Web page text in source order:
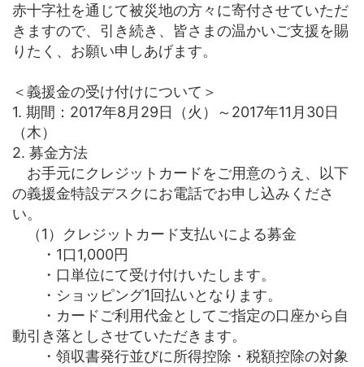
赤十字社を通じて被災地の方々に寄付させていただ
きますので、引き続き、皆さまの温かいご支援を賜
りたく、お願い申しあげます。
＜義援金の受け付けについて＞
1. 期間：2017年8月29日（火）～2017年11月30日
（木）
2. 募金方法
お手元にクレジットカードをご用意のうえ、以下
の義援金特設デスクにお電話でお申し込みくださ
い。
（1）クレジットカード支払いによる募金
・1口1,000円
・口単位にて受け付けいたします。
・ショッピング1回払いとなります。
・カードご利用代金としてご指定の口座から自
動引き落としさせていただきます。
・領収書発行並びに所得控除・税額控除の対象